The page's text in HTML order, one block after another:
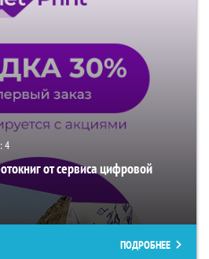
4
от сервиса цифровой
ПОДРОБНЕЕ